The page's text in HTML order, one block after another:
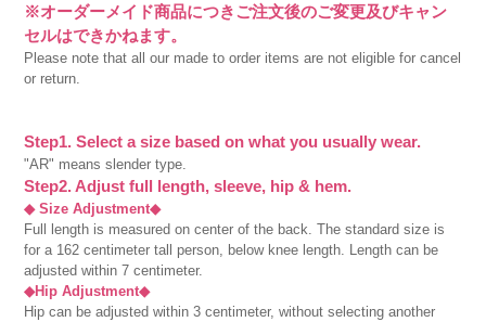
※オーダーメイド商品につきご注文後のご変更及びキャン
セルはできかねます。
Please note that all our made to order items are not eligible for cancel
or return.
Step1. Select a size based on what you usually wear.
"AR" means slender type.
Step2. Adjust full length, sleeve, hip & hem.
◆ Size Adjustment◆
Full length is measured on center of the back. The standard size is
for a 162 centimeter tall person, below knee length. Length can be
adjusted within 7 centimeter.
◆Hip Adjustment◆
Hip can be adjusted within 3 centimeter, without selecting another